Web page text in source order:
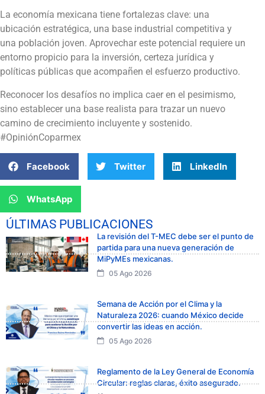
La economía mexicana tiene fortalezas clave: una
ubicación estratégica, una base industrial competitiva y
una población joven. Aprovechar este potencial requiere un
entorno propicio para la inversión, certeza jurídica y
políticas públicas que acompañen el esfuerzo productivo.
Reconocer los desafíos no implica caer en el pesimismo,
sino establecer una base realista para trazar un nuevo
camino de crecimiento incluyente y sostenido.
#OpiniónCoparmex
Facebook Twitter LinkedIn
WhatsApp
ÚLTIMAS PUBLICACIONES
La revisión del T-MEC debe ser el punto de
partida para una nueva generación de
MiPyMEs mexicanas.
05 Ago 2026
Semana de Acción por el Clima y la
Naturaleza 2026: cuando México decide
convertir las ideas en acción.
05 Ago 2026
Reglamento de la Ley General de Economía
Circular: reglas claras, éxito asegurado.